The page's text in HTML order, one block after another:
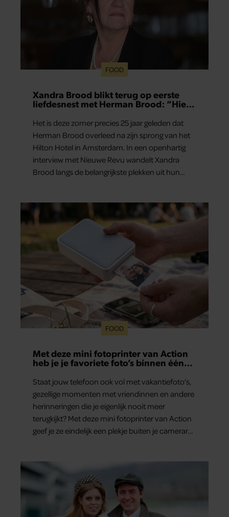
FOOD
Xandra Brood blikt terug op eerste
liefdesnest met Herman Brood: “Hier
Het is deze zomer precies 25 jaar geleden dat
Herman Brood overleed na zijn sprong van het
Hilton Hotel in Amsterdam. In een openhartig
interview met Nieuwe Revu wandelt Xandra
Brood langs de belangrijkste plekken uit hun
aan herinneringen op. Daar begon hun leven
samen en werd dochter Lola geboren.
FOOD
Met deze mini fotoprinter van Action
heb je je favoriete foto’s binnen één
Staat jouw telefoon ook vol met vakantiefoto’s,
gezellige momenten met vriendinnen en andere
herinneringen die je eigenlijk nooit meer
terugkijkt? Met deze mini fotoprinter van Action
geef je ze eindelijk een plekje buiten je camerarol.